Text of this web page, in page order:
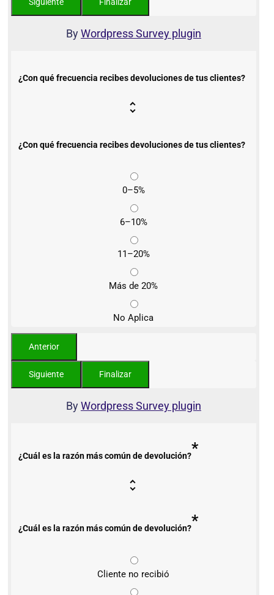
ByWordpress Survey plugin
¿Con qué frecuencia recibes devoluciones de tus clientes?
¿Con qué frecuencia recibes devoluciones de tus clientes?
0–5%
6–10%
11–20%
Más de 20%
No Aplica
ByWordpress Survey plugin
¿Cuál es la razón más común de devolución?*
¿Cuál es la razón más común de devolución?*
Cliente no recibió